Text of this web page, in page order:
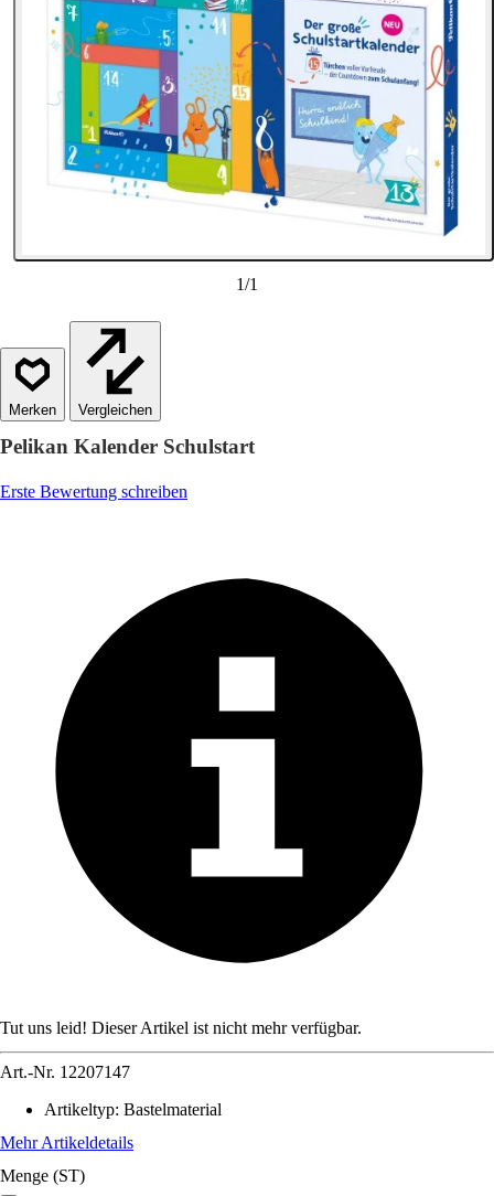
1/1
Vergleichen
Pelikan Kalender Schulstart
Erste Bewertung schreiben
Tut uns leid! Dieser Artikel ist nicht mehr verfügbar.
Art.-Nr. 12207147
Artikeltyp: Bastelmaterial
Mehr Artikeldetails
Menge (ST)